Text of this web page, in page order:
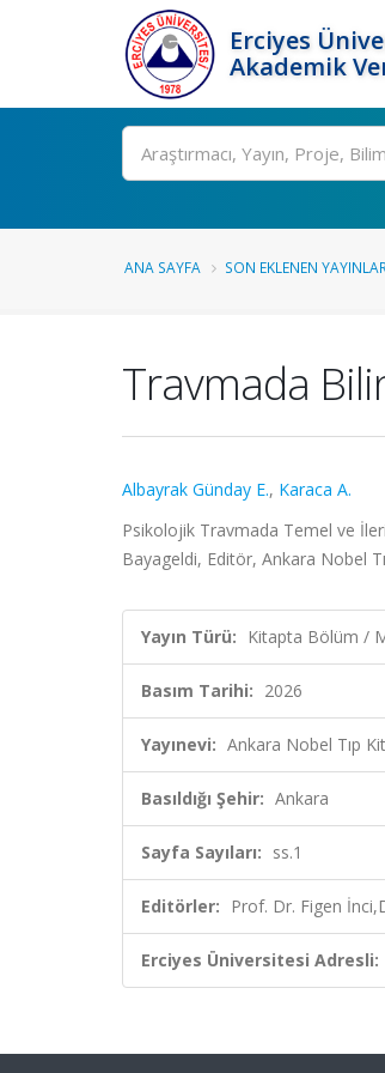
Erciyes
Akademik
Ara
ANA SAYFA SON EKLENEN YAYINLAR
Travmada
Albayrak Günday E., Karaca A.
Psikolojik Travmada Temel ve
Bayageldi, Editör, Ankara Nobel
Yayın Türü: Kitapta Bölüm /
Basım Tarihi: 2026
Yayınevi: Ankara Nobel Tıp
Basıldığı Şehir: Ankara
Sayfa Sayıları: ss.1
Editörler: Prof. Dr. Figen
Erciyes Üniversitesi Adresli: